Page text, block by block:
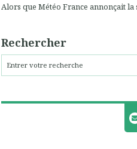
Alors que Météo France annonçait la
Rechercher